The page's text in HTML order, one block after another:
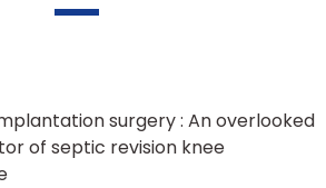
surgery : An overlooked
of septic revision knee